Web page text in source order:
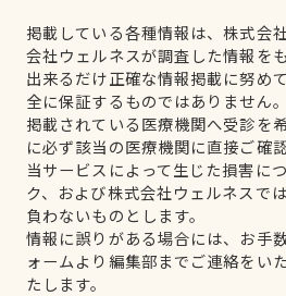
掲載している各種情報は、株式会
会社ウェルネスが調査した情報を
出来るだけ正確な情報掲載に努め
全に保証するものではありません。
掲載されている医療機関へ受診を
に必ず該当の医療機関に直接ご確
当サービスによって生じた損害に
ク、および株式会社ウェルネスで
負わないものとします。
情報に誤りがある場合には、お手
ォームより編集部までご連絡をい
たします。